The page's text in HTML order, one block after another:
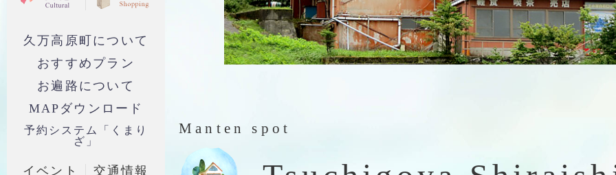
久万高原町について
おすすめプラン
お遍路について
MAPダウンロード
予約システム「くまり
ざ」
イベント
交通情報
Manten spot